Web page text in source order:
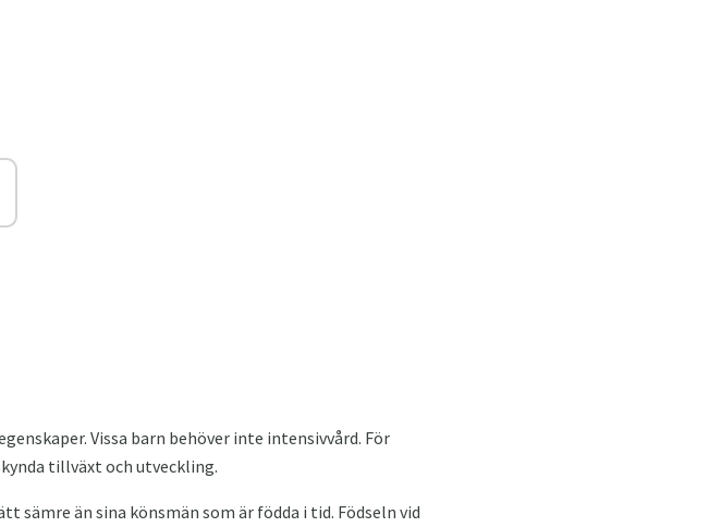
Vissa barn behöver inte intensivvård. För
tillväxt och utveckling.
än sina könsmän som är födda i tid. Födseln vid